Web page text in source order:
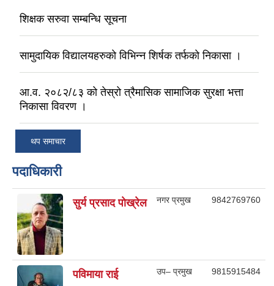
शिक्षक सरुवा सम्बन्धि सूचना
सामुदायिक विद्यालयहरुको विभिन्न शिर्षक तर्फको निकासा ।
आ.व. २०८२/८३ को तेस्रो त्रैमासिक सामाजिक सुरक्षा भत्ता
निकासा विवरण ।
थप समाचार
पदाधिकारी
सुर्य प्रसाद पाेख्रेल नगर प्रमुख 9842769760
पविमाया राई उप– प्रमुख 9815915484